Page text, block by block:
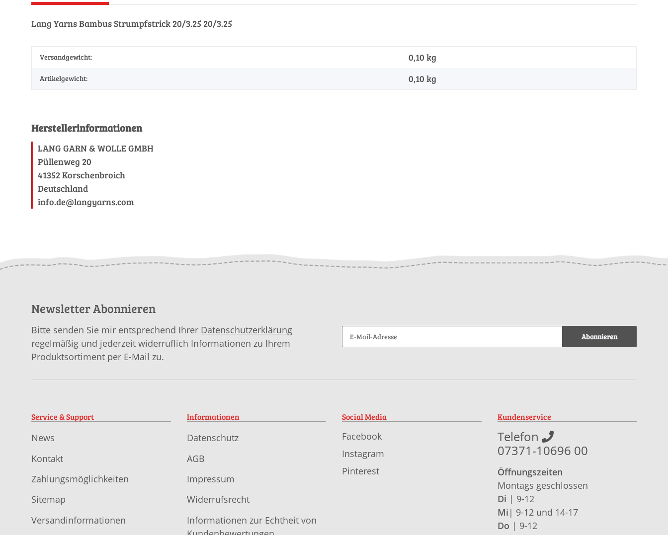
Lang Yarns Bambus Strumpfstrick 20/3.25 20/3.25
Versandgewicht: 0,10 kg
Artikelgewicht: 0,10 kg
Herstellerinformationen
LANG GARN & WOLLE GMBH
Püllenweg 20
41352 Korschenbroich
Deutschland
info.de@langyarns.com
Newsletter Abonnieren
Bitte senden Sie mir entsprechend Ihrer Datenschutzerklärung
regelmäßig und jederzeit widerruflich Informationen zu Ihrem
Produktsortiment per E-Mail zu.
Abonnieren
Service & Support
News
Kontakt
Zahlungsmöglichkeiten
Sitemap
Versandinformationen
Informationen
Datenschutz
AGB
Impressum
Widerrufsrecht
Informationen zur Echtheit von
Social Media
Facebook
Instagram
Pinterest
Kundenservice
Telefon
07371-10696 00
Öffnungszeiten
Montags geschlossen
Di | 9-12
Mi | 9-12 und 14-17
Do | 9-12